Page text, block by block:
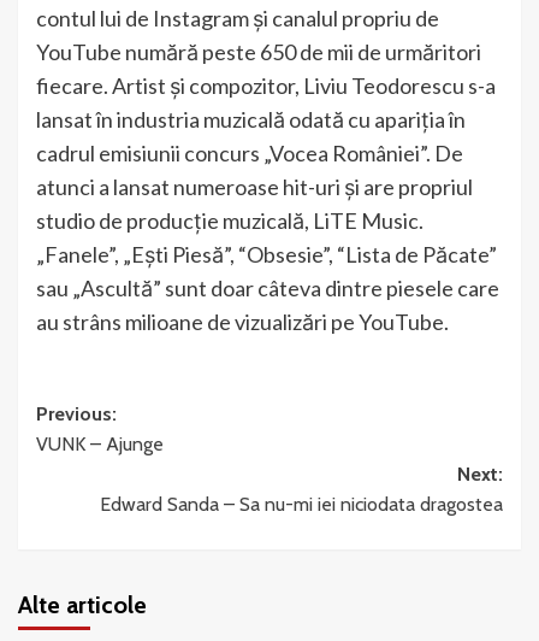
contul lui de Instagram și canalul propriu de
YouTube numără peste 650 de mii de urmăritori
fiecare. Artist și compozitor, Liviu Teodorescu s-a
lansat în industria muzicală odată cu apariţia în
cadrul emisiunii concurs „Vocea României”. De
atunci a lansat numeroase hit-uri și are propriul
studio de producție muzicală, LiTE Music.
„Fanele”, „Ești Piesă”, “Obsesie”, “Lista de Păcate”
sau „Ascultă” sunt doar câteva dintre piesele care
au strâns milioane de vizualizări pe YouTube.
Post
navigation
Previous:
VUNK – Ajunge
Next:
Edward Sanda – Sa nu-mi iei niciodata dragostea
Alte articole